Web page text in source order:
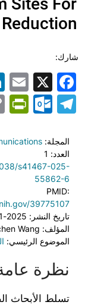
Sites For
شارك:
X
المجلة:
العدد: 1
s41467-025-
55862-6
PMID:
39775107
تاريخ النشر: 2025-01-07
المؤلف: Xiaochen Wang وآخرون
الموضوع الرئيسي:
نظرة
تسلط الأبحاث